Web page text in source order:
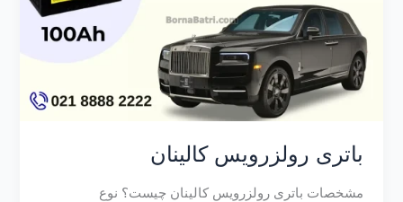
باتری رولزرویس کالینان
مشخصات باتری رولزرویس کالینان چیست؟ نوع